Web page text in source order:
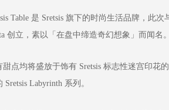
是 Sretsis 旗下的时尚生活品牌，此次
创立，素以「在盘中缔造奇幻想象」而闻名。
均将盛放于饰有 Sretsis 标志性迷宫印花的
Sretsis Labyrinth 系列。